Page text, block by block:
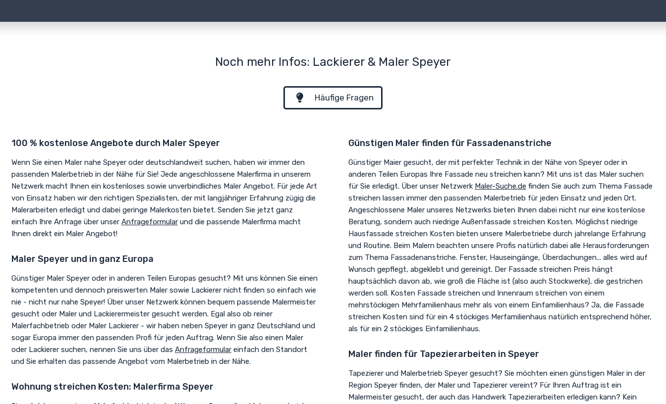
Noch mehr Infos: Lackierer & Maler Speyer
Häufige Fragen
100 % kostenlose Angebote durch Maler Speyer
Wenn Sie einen Maler nahe Speyer oder deutschlandweit suchen, haben wir immer den
passenden Malerbetrieb in der Nähe für Sie! Jede angeschlossene Malerfirma in unserem
Netzwerk macht Ihnen ein kostenloses sowie unverbindliches Maler Angebot. Für jede Art
von Einsatz haben wir den richtigen Spezialisten, der mit langjähriger Erfahrung zügig die
Malerarbeiten erledigt und dabei geringe Malerkosten bietet. Senden Sie jetzt ganz
einfach Ihre Anfrage über unser Anfrageformular und die passende Malerfirma macht
Ihnen direkt ein Maler Angebot!
Maler Speyer und in ganz Europa
Günstiger Maler Speyer oder in anderen Teilen Europas gesucht? Mit uns können Sie einen
kompetenten und dennoch preiswerten Maler sowie Lackierer nicht finden so einfach wie
nie - nicht nur nahe Speyer! Über unser Netzwerk können bequem passende Malermeister
gesucht oder Maler und Lackierermeister gesucht werden. Egal also ob reiner
Malerfachbetrieb oder Maler Lackierer - wir haben neben Speyer in ganz Deutschland und
sogar Europa immer den passenden Profi für jeden Auftrag. Wenn Sie also einen Maler
oder Lackierer suchen, nennen Sie uns über das Anfrageformular einfach den Standort
und Sie erhalten das passende Angebot vom Malerbetrieb in der Nähe.
Wohnung streichen Kosten: Malerfirma Speyer
Günstigen Maler finden für Fassadenanstriche
Günstiger Maier gesucht, der mit perfekter Technik in der Nähe von Speyer oder in
anderen Teilen Europas Ihre Fassade neu streichen kann? Mit uns ist das Maler suchen
für Sie erledigt. Über unser Netzwerk Maler-Suche.de finden Sie auch zum Thema Fassade
streichen lassen immer den passenden Malerbetrieb für jeden Einsatz und jeden Ort.
Angeschlossene Maler unseres Netzwerks bieten Ihnen dabei nicht nur eine kostenlose
Beratung, sondern auch niedrige Außenfassade streichen Kosten. Möglichst niedrige
Hausfassade streichen Kosten bieten unsere Malerbetriebe durch jahrelange Erfahrung
und Routine. Beim Malern beachten unsere Profis natürlich dabei alle Herausforderungen
zum Thema Fassadenanstriche. Fenster, Hauseingänge, Überdachungen... alles wird auf
Wunsch gepflegt, abgeklebt und gereinigt. Der Fassade streichen Preis hängt
hauptsächlich davon ab, wie groß die Fläche ist (also auch Stockwerke), die gestrichen
werden soll. Kosten Fassade streichen und Innenraum streichen von einem
mehrstöckigen Mehrfamilienhaus mehr als von einem Einfamilienhaus? Ja, die Fassade
streichen Kosten sind für ein 4 stöckiges Merfamilienhaus natürlich entsprechend höher,
als für ein 2 stöckiges Einfamilienhaus.
Maler finden für Tapezierarbeiten in Speyer
Tapezierer und Malerbetrieb Speyer gesucht? Sie möchten einen günstigen Maler in der
Region Speyer finden, der Maler und Tapezierer vereint? Für Ihren Auftrag ist ein
Malermeister gesucht, der auch das Handwerk Tapezierarbeiten erledigen kann? Kein